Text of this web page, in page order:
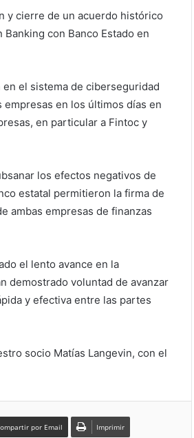
y cierre de un acuerdo histórico
con Banco Estado en
el sistema de ciberseguridad
empresas en los últimos días en
en particular a Fintoc y
los efectos negativos de
estatal permitieron la firma de
ambas empresas de finanzas
el lento avance en la
demostrado voluntad de avanzar
y efectiva entre las partes
socio Matías Langevin, con el
por Email Imprimir